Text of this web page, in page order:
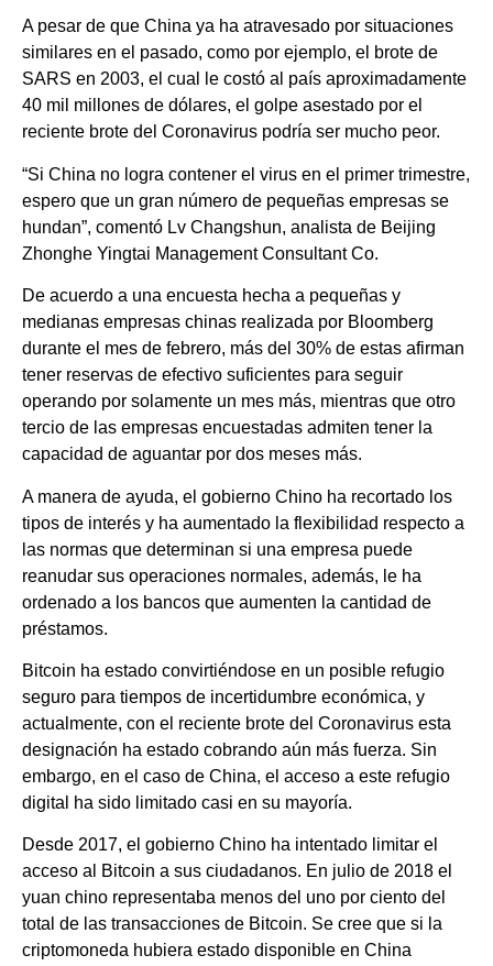
A pesar de que China ya ha atravesado por situaciones
similares en el pasado, como por ejemplo, el brote de
SARS en 2003, el cual le costó al país aproximadamente
40 mil millones de dólares, el golpe asestado por el
reciente brote del Coronavirus podría ser mucho peor.
“Si China no logra contener el virus en el primer trimestre,
espero que un gran número de pequeñas empresas se
hundan”, comentó Lv Changshun, analista de Beijing
Zhonghe Yingtai Management Consultant Co.
De acuerdo a una encuesta hecha a pequeñas y
medianas empresas chinas realizada por Bloomberg
durante el mes de febrero, más del 30% de estas afirman
tener reservas de efectivo suficientes para seguir
operando por solamente un mes más, mientras que otro
tercio de las empresas encuestadas admiten tener la
capacidad de aguantar por dos meses más.
A manera de ayuda, el gobierno Chino ha recortado los
tipos de interés y ha aumentado la flexibilidad respecto a
las normas que determinan si una empresa puede
reanudar sus operaciones normales, además, le ha
ordenado a los bancos que aumenten la cantidad de
préstamos.
Bitcoin ha estado convirtiéndose en un posible refugio
seguro para tiempos de incertidumbre económica, y
actualmente, con el reciente brote del Coronavirus esta
designación ha estado cobrando aún más fuerza. Sin
embargo, en el caso de China, el acceso a este refugio
digital ha sido limitado casi en su mayoría.
Desde 2017, el gobierno Chino ha intentado limitar el
acceso al Bitcoin a sus ciudadanos. En julio de 2018 el
yuan chino representaba menos del uno por ciento del
total de las transacciones de Bitcoin. Se cree que si la
criptomoneda hubiera estado disponible en China